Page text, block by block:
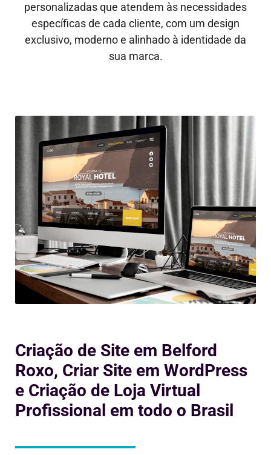
personalizadas que atendem às necessidades
específicas de cada cliente, com um design
exclusivo, moderno e alinhado à identidade da
sua marca.
Criação de Site em Belford
Roxo, Criar Site em WordPress
e Criação de Loja Virtual
Profissional em todo o Brasil